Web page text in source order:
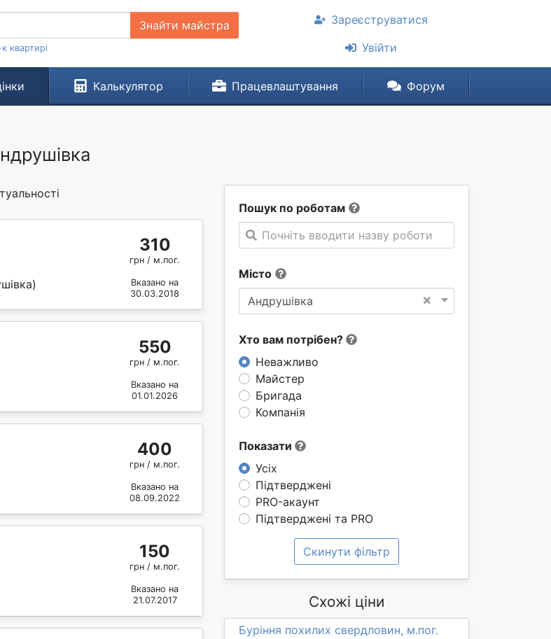
Знайти майстра
квартирі
Зареєструватися
Увійти
Калькулятор Працевлаштування Форум
Пошук по роботам
Почніть вводити назву роботи
Місто
×
Андрушівка
Хто вам потрібен?
Неважливо
Майстер
Бригада
Компанія
Показати
Усіх
Підтверджені
PRO-акаунт
Підтверджені та PRO
Скинути фільтр
310
грн / м.пог.
Вказано на
30.03.2018
550
грн / м.пог.
Вказано на
01.01.2026
400
грн / м.пог.
Вказано на
08.09.2022
150
грн / м.пог.
Вказано на
21.07.2017
Схожі ціни
Буріння похилих свердловин, м.пог.